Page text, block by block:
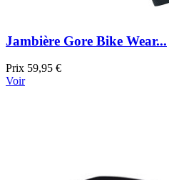
Jambière Gore Bike Wear...
Prix 59,95 €
Voir